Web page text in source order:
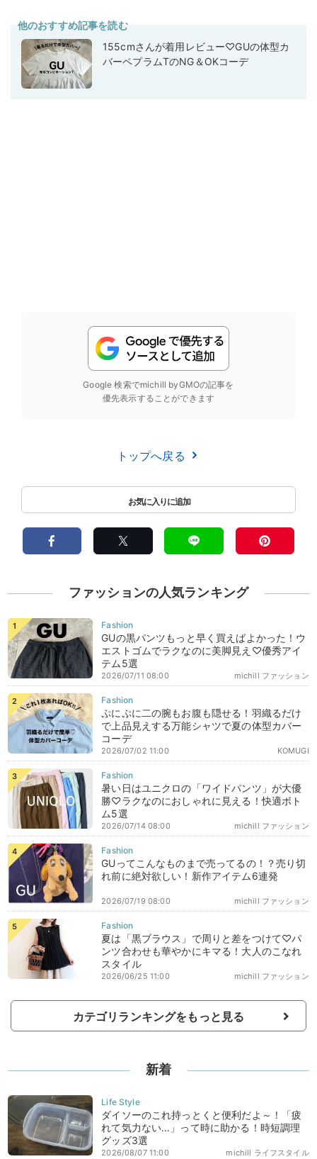
他のおすすめ記事を読む
155cmさんが着用レビュー♡GUの体型カ
バーペプラムTのNG＆OKコーデ
Google 検索でmichill byGMOの記事を
優先表示することができます
トップへ戻る
ファッションの人気ランキング
GUの黒パンツもっと早く買えばよかった！ウ
エストゴムでラクなのに美脚見え♡優秀アイ
テム5選
michill ファッション
2026/07/11 08:00
ぷにぷに二の腕もお腹も隠せる！羽織るだけ
で上品見えする万能シャツで夏の体型カバー
コーデ
KOMUGI
2026/07/02 11:00
暑い日はユニクロの「ワイドパンツ」が大優
勝♡ラクなのにおしゃれに見える！快適ボト
ム5選
michill ファッション
2026/07/14 08:00
GUってこんなものまで売ってるの！？売り切
れ前に絶対欲しい！新作アイテム6連発
michill ファッション
2026/07/19 08:00
夏は「黒ブラウス」で周りと差をつけて♡パ
ンツ合わせも華やかにキマる！大人のこなれ
スタイル
michill ファッション
2026/06/25 11:00
カテゴリランキングをもっと見る
新着
ダイソーのこれ持っとくと便利だよ～！「疲
れて気力ない…」って時に助かる！時短調理
グッズ3選
michill ライフスタイル
2026/08/07 11:00